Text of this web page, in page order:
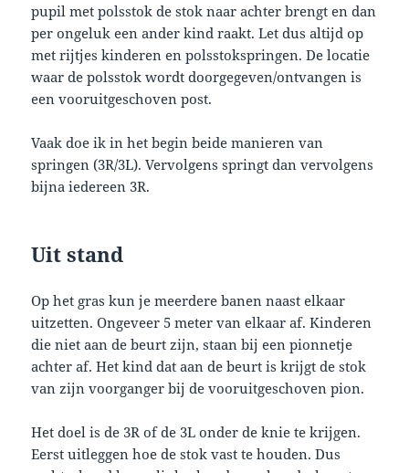
pupil met polsstok de stok naar achter brengt en dan
per ongeluk een ander kind raakt. Let dus altijd op
met rijtjes kinderen en polsstokspringen. De locatie
waar de polsstok wordt doorgegeven/ontvangen is
een vooruitgeschoven post.
Vaak doe ik in het begin beide manieren van
springen (3R/3L). Vervolgens springt dan vervolgens
bijna iedereen 3R.
Uit stand
Op het gras kun je meerdere banen naast elkaar
uitzetten. Ongeveer 5 meter van elkaar af. Kinderen
die niet aan de beurt zijn, staan bij een pionnetje
achter af. Het kind dat aan de beurt is krijgt de stok
van zijn voorganger bij de vooruitgeschoven pion.
Het doel is de 3R of de 3L onder de knie te krijgen.
Eerst uitleggen hoe de stok vast te houden. Dus